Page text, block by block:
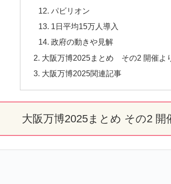
パビリオン
1日平均15万人導入
政府の動きや見解
大阪万博2025まとめ その2 開催よ
大阪万博2025関連記事
大阪万博2025まとめ その2 開